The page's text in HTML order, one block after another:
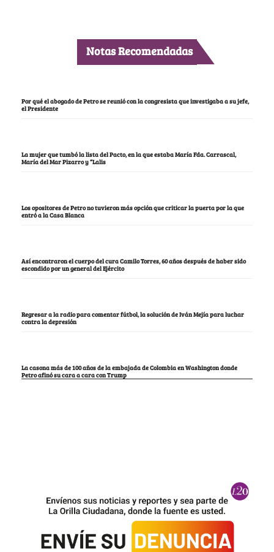
Notas Recomendadas
Por qué el abogado de Petro se reunió con la congresista que investigaba a su jefe,
el Presidente
La mujer que tumbó la lista del Pacto, en la que estaba María Fda. Carrascal,
María del Mar Pizarro y “Lalis
Los opositores de Petro no tuvieron más opción que criticar la puerta por la que
entró a la Casa Blanca
Así encontraron el cuerpo del cura Camilo Torres, 60 años después de haber sido
escondido por un general del Ejército
Regresar a la radio para comentar fútbol, la solución de Iván Mejía para luchar
contra la depresión
La casona más de 100 años de la embajada de Colombia en Washington donde
Petro afinó su cara a cara con Trump